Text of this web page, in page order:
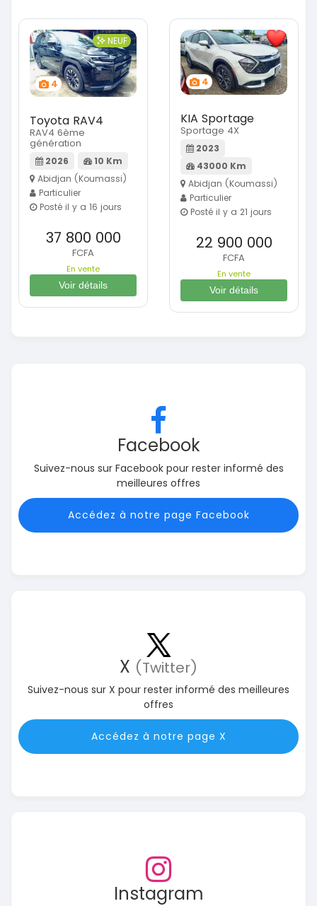
4
NEUF
Toyota RAV4
RAV4 6ème
génération
2026
10 Km
Abidjan (Koumassi)
Particulier
Posté il y a 16 jours
37 800 000
FCFA
En vente
Voir détails
4
KIA Sportage
Sportage 4X
2023
43000 Km
Abidjan (Koumassi)
Particulier
Posté il y a 21 jours
22 900 000
FCFA
En vente
Voir détails
Facebook
Suivez-nous sur Facebook pour rester informé des
meilleures offres
Accédez à notre page Facebook
X (Twitter)
Suivez-nous sur X pour rester informé des meilleures
offres
Accédez à notre page X
Instagram